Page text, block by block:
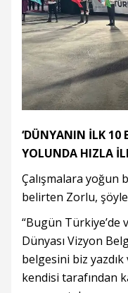
‘DÜNYANIN İLK 10
YOLUNDA HIZLA
Çalışmalara yoğun
belirten Zorlu,
“Bugün Türkiye’de
Dünyası Vizyon
belgesini biz yazdık
kendisi tarafından